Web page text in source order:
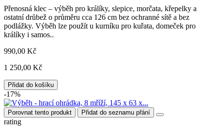
Přenosná klec – výběh pro králíky, slepice, morčata, křepelky a
ostatní drůbež o průměru cca 126 cm bez ochranné sítě a bez
podlážky. Výběh lze použít u kurníku pro kuřata, domeček pro
králíky i samos..
990,00 Kč
1 250,00 Kč
Přidat do košíku
-17%
Porovnat tento produkt Přidat do seznamu přání
rating